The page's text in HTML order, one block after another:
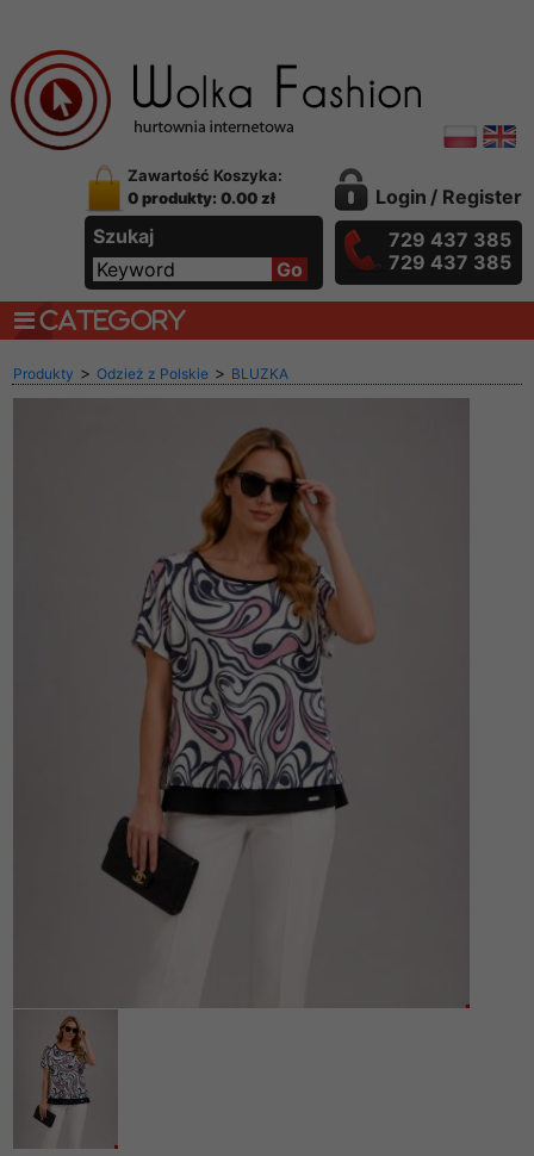
Zawartość Koszyka:
0 produkty: 0.00 zł
Szukaj
Login / Register
729 437 385
729 437 385
CATEGORY
Produkty > Odzież z Polskie > BLUZKA